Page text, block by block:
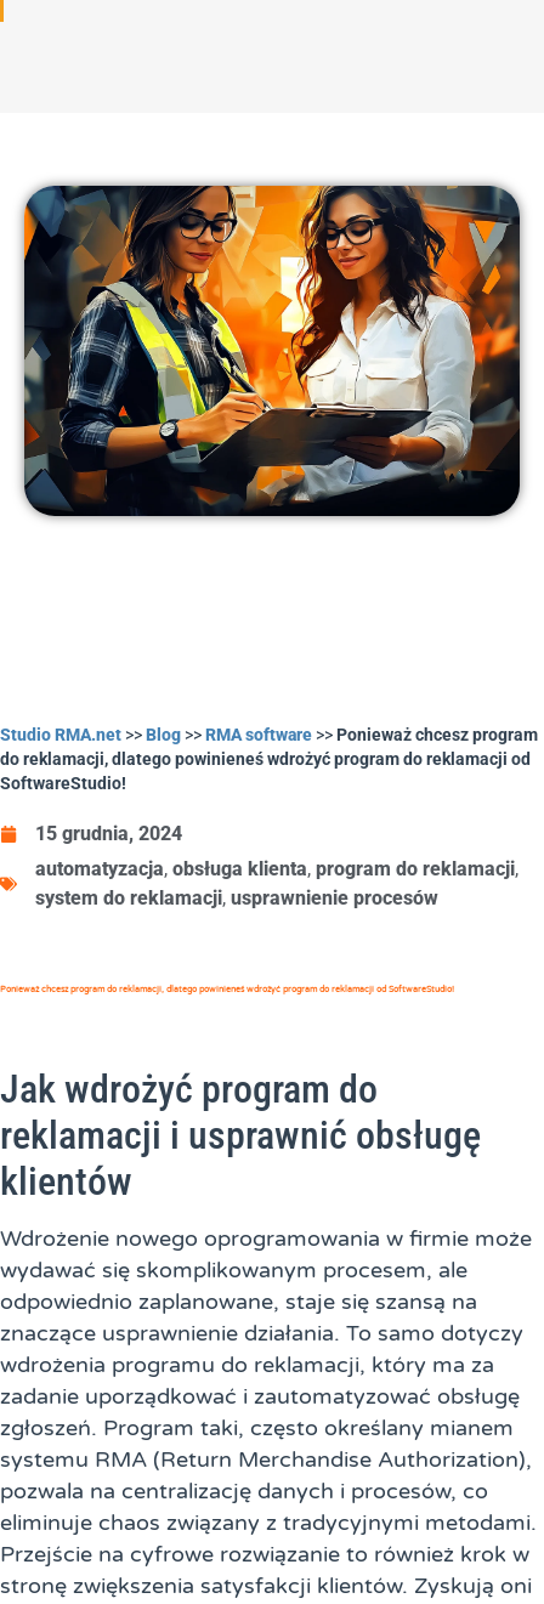
Studio RMA.net >>Blog >>RMA software >> Ponieważ chcesz program
do reklamacji, dlatego powinieneś wdrożyć program do reklamacji od
SoftwareStudio!
15 grudnia, 2024
automatyzacja, obsługa klienta, program do reklamacji,
system do reklamacji, usprawnienie procesów
Ponieważ chcesz program do reklamacji, dlatego powinieneś wdrożyć program do reklamacji od SoftwareStudio!
Jak wdrożyć program do
reklamacji i usprawnić obsługę
klientów
Wdrożenie nowego oprogramowania w firmie może
wydawać się skomplikowanym procesem, ale
odpowiednio zaplanowane, staje się szansą na
znaczące usprawnienie działania. To samo dotyczy
wdrożenia programu do reklamacji, który ma za
zadanie uporządkować i zautomatyzować obsługę
zgłoszeń. Program taki, często określany mianem
systemu RMA (Return Merchandise Authorization),
pozwala na centralizację danych i procesów, co
eliminuje chaos związany z tradycyjnymi metodami.
Przejście na cyfrowe rozwiązanie to również krok w
stronę zwiększenia satysfakcji klientów. Zyskują oni